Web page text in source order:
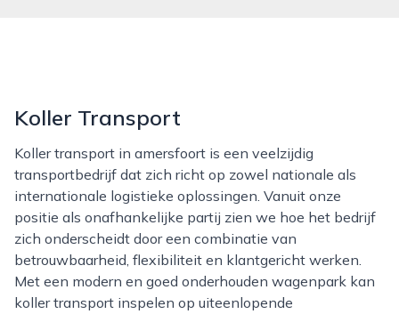
Koller Transport
Koller transport in amersfoort is een veelzijdig
transportbedrijf dat zich richt op zowel nationale als
internationale logistieke oplossingen. Vanuit onze
positie als onafhankelijke partij zien we hoe het bedrijf
zich onderscheidt door een combinatie van
betrouwbaarheid, flexibiliteit en klantgericht werken.
Met een modern en goed onderhouden wagenpark kan
koller transport inspelen op uiteenlopende